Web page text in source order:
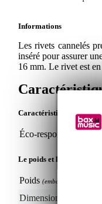
Informations
Les rivets cannelés
inséré pour assurer
16 mm. Le rivet est
Caractéristiques du
Éco-responsabilité du
Le poids et les
Poids (emballage inclus)
Dimensions